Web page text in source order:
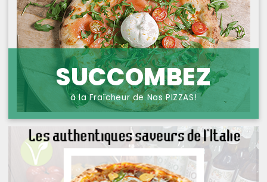
NOS PIZZAS FROMAGES
NOS SAVEURS D AILLEURS
OFFRE PRIMA
OFFRE MEZZO
MENUS BAMBINO
NOS PATES GRATINEES
PROTECTION DES
DONNÉES
SUCCOMBEZ
à la Fraîcheur de Nos PIZZAS!